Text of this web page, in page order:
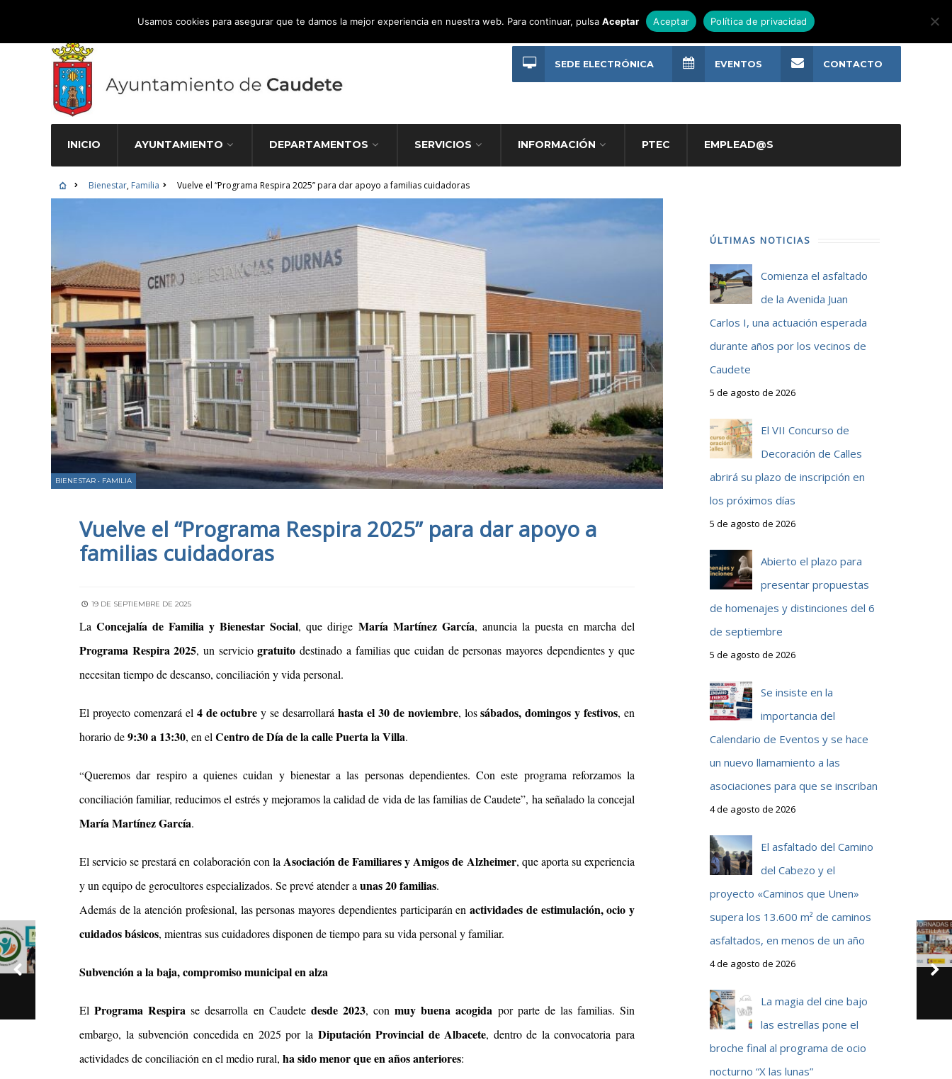
Atención Ciudadana 965 827 000
INICIO AYUNTAMIENTO DEPARTAMENTOS SERVICIOS INFORMACIÓN PTEC EMPLEAD@S
SEDE ELECTRÓNICA EVENTOS CONTACTO
Bienestar, Familia Vuelve el “Programa Respira 2025” para dar apoyo a familias cuidadoras
BIENESTAR • FAMILIA
Vuelve el “Programa Respira 2025” para dar apoyo a
familias cuidadoras
19 DE SEPTIEMBRE DE 2025
LaConcejalía de Familia y Bienestar Social, que dirige María Martínez García, anuncia la puesta en marcha del
Programa Respira 2025, un serviciogratuito destinado a familias que cuidan de personas mayores dependientes y que
necesitan tiempo de descanso, conciliación y vida personal.
El proyecto comenzará el 4 de octubre y se desarrollaráhasta el 30 de noviembre, lossábados, domingos y festivos, en
horario de9:30 a 13:30, en elCentro de Día de la calle Puerta la Villa.
“Queremos dar respiro a quienes cuidan y bienestar a las personas dependientes. Con este programa reforzamos la
conciliación familiar, reducimos el estrés y mejoramos la calidad de vida de las familias de Caudete”, ha señalado la concejal
María Martínez García.
El servicio se prestará en colaboración con laAsociación de Familiares y Amigos de Alzheimer, que aporta su experiencia
y un equipo de gerocultores especializados. Se prevé atender aunas 20 familias.
Además de la atención profesional, las personas mayores dependientes participarán enactividades de estimulación, ocio y
cuidados básicos, mientras sus cuidadores disponen de tiempo para su vida personal y familiar.
Subvención a la baja, compromiso municipal en alza
ElPrograma Respira se desarrolla en Caudete desde 2023, conmuy buena acogida por parte de las familias. Sin
embargo, la subvención concedida en 2025 por la Diputación Provincial de Albacete, dentro de la convocatoria para
actividades de conciliación en el medio rural, ha sido menor que en años anteriores:
ÚLTIMAS NOTICIAS
Comienza el asfaltado
de la Avenida Juan
Carlos I, una actuación esperada
durante años por los vecinos de
Caudete
5 de agosto de 2026
El VII Concurso de
Decoración de Calles
abrirá su plazo de inscripción en
los próximos días
5 de agosto de 2026
Abierto el plazo para
presentar propuestas
de homenajes y distinciones del 6
de septiembre
5 de agosto de 2026
Se insiste en la
importancia del
Calendario de Eventos y se hace
un nuevo llamamiento a las
asociaciones para que se inscriban
4 de agosto de 2026
El asfaltado del Camino
del Cabezo y el
proyecto «Caminos que Unen»
supera los 13.600 m² de caminos
asfaltados, en menos de un año
4 de agosto de 2026
La magia del cine bajo
las estrellas pone el
broche final al programa de ocio
nocturno “X las lunas”
Usamos cookies para asegurar que te damos la mejor experiencia en nuestra web. Para continuar, pulsaAceptar Aceptar Política de privacidad